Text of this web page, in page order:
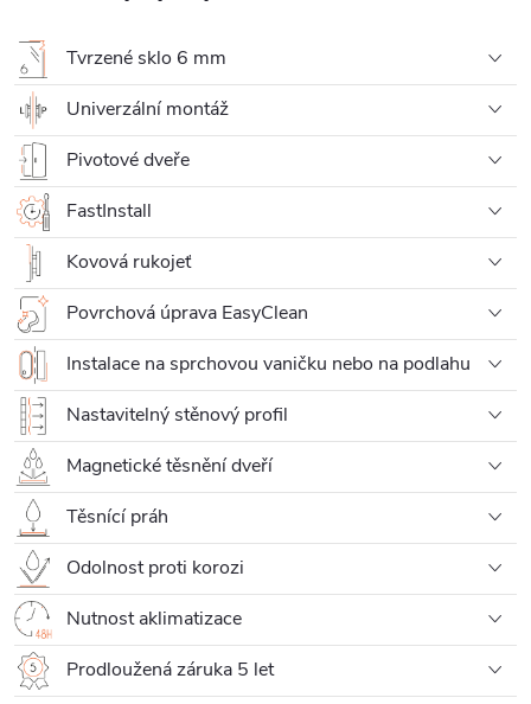
Tvrzené sklo 6 mm
Univerzální montáž
Pivotové dveře
FastInstall
Kovová rukojeť
Povrchová úprava EasyClean
Instalace na sprchovou vaničku nebo na podlahu
Nastavitelný stěnový profil
Magnetické těsnění dveří
Těsnící práh
Odolnost proti korozi
Nutnost aklimatizace
Prodloužená záruka 5 let